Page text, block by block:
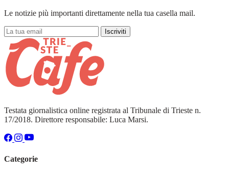
Le notizie più importanti direttamente nella tua casella mail.
Iscriviti
Testata giornalistica online registrata al Tribunale di Trieste n.
17/2018. Direttore responsabile: Luca Marsi.
Categorie